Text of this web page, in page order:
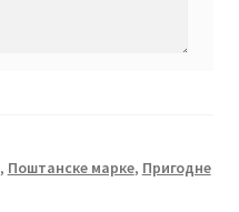
, Поштанске марке, Пригодне